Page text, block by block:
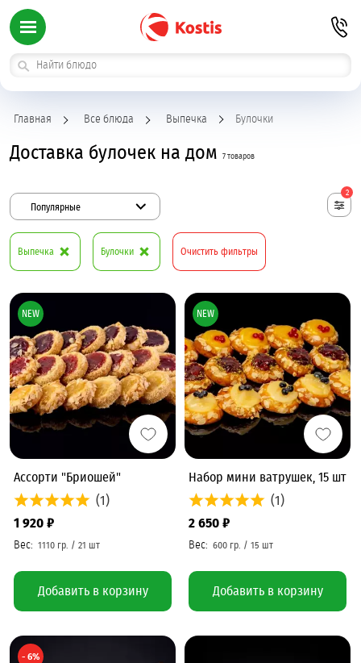
Главная Все блюда Выпечка Булочки
Доставка булочек на дом 7 товаров
2
Выпечка Булочки Очистить фильтры
Популярные
Ассорти "Бриошей"
(1)
1 920 ₽
Добавить в корзину
NEW
Набор мини ватрушек, 15 шт
(1)
2 650 ₽
Добавить в корзину
NEW
- 6%